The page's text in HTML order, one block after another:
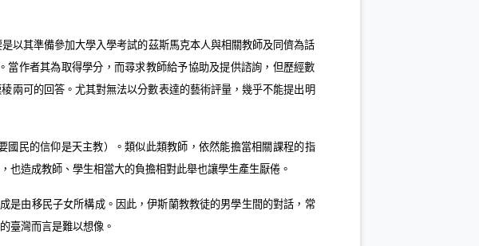
以其準備參加大學入學考試的茲斯馬克本人與相關教師及同儕為話
作者其為取得學分，而尋求教師給予協助及提供諮詢，但歷經數
兩可的回答。尤其對無法以分數表達的藝術評量，幾乎不能提出明
民的信仰是天主教）。類似此類教師，依然能擔當相關課程的指
造成教師、學生相當大的負擔相對此舉也讓學生產生厭倦。
成是由移民子女所構成。因此，伊斯蘭教教徒的男學生間的對話，常
臺灣而言是難以想像。